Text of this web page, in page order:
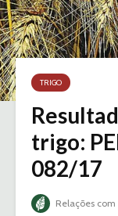
TRIGO
trigo:
082/17
Relações